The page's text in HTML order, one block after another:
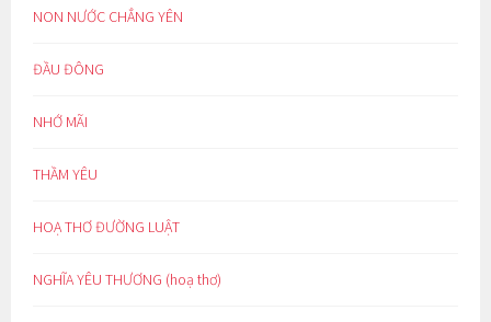
NON NƯỚC CHẲNG YÊN
ĐẦU ĐÔNG
NHỚ MÃI
THẦM YÊU
HOẠ THƠ ĐƯỜNG LUẬT
NGHĨA YÊU THƯƠNG (hoạ thơ)